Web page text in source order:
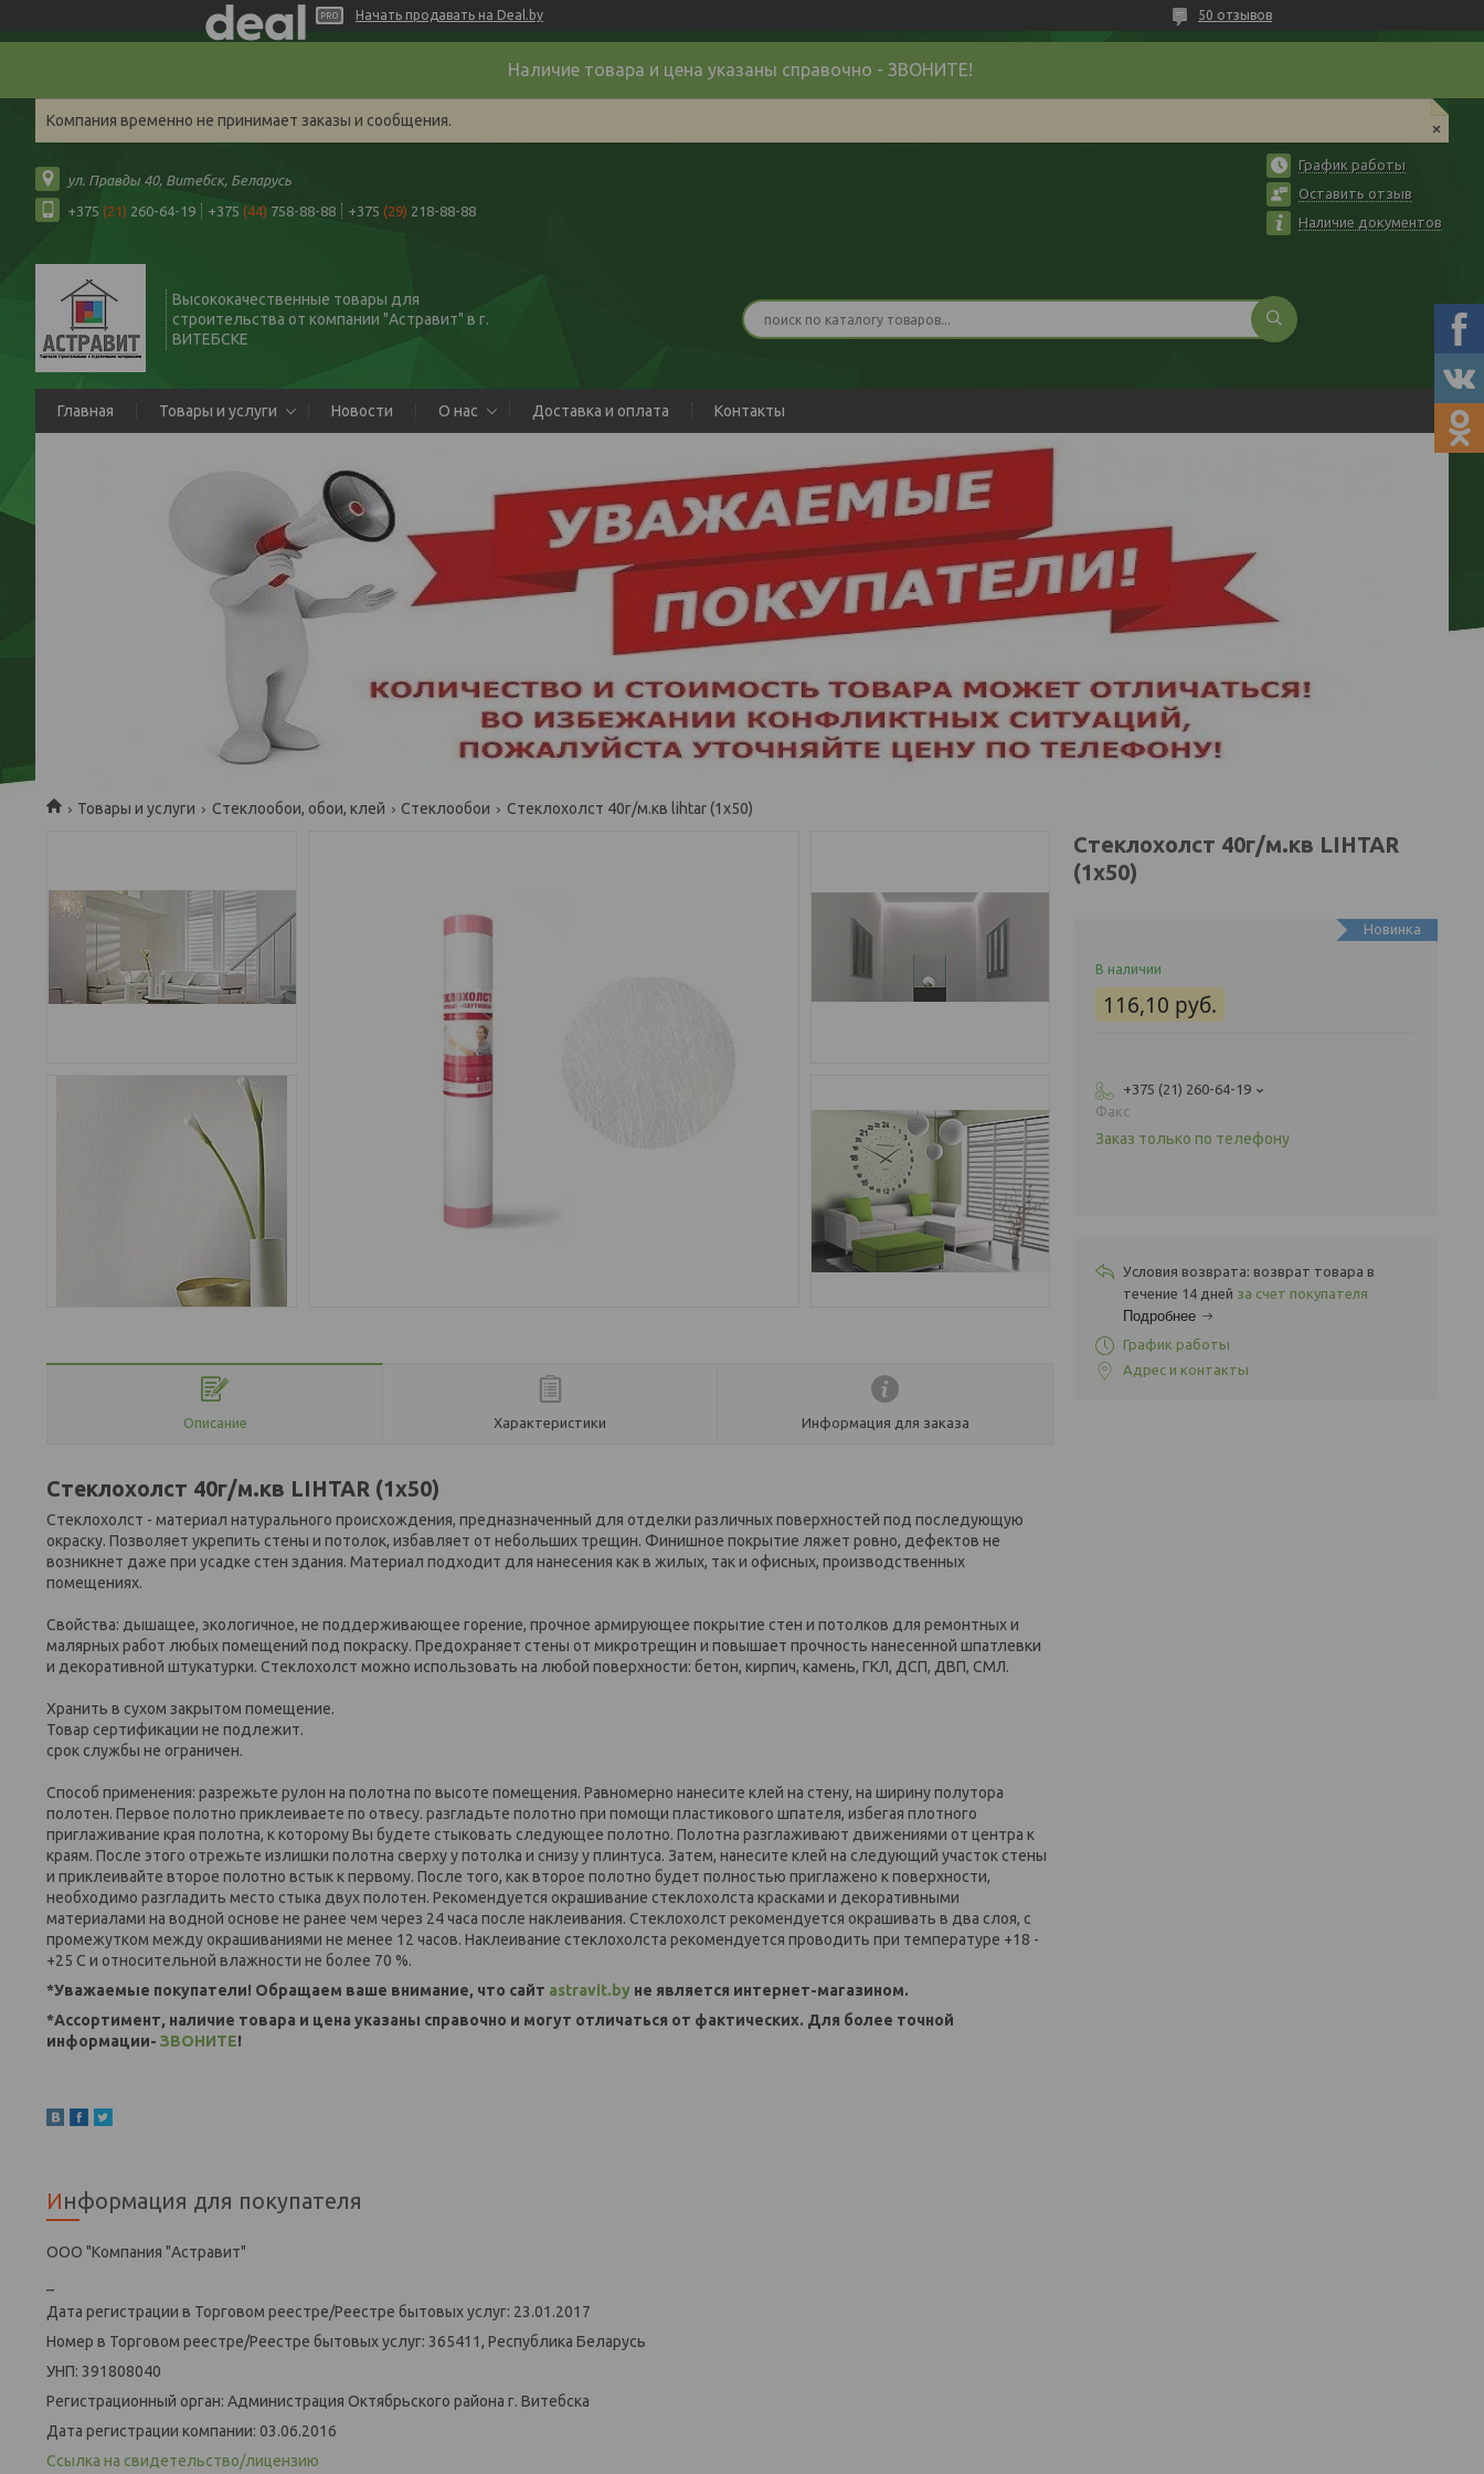
Начать продавать на Deal.by 50 отзывов
Наличие товара и цена указаны справочно - ЗВОНИТЕ!
Компания временно не принимает заказы и сообщения.
ул. Правды 40, Витебск, Беларусь
+375 (21) 260-64-19 +375 (44) 758-88-88 +375 (29) 218-88-88
График работы
Оставить отзыв
Наличие документов
Высококачественные товары для
строительства от компании "Астравит" в г.
ВИТЕБСКЕ
Главная Товары и услуги Новости О нас Доставка и оплата Контакты
Товары и услуги Стеклообои, обои, клей Стеклообои Стеклохолст 40г/м.кв lihtar (1х50)
Описание Характеристики Информация для заказа
Стеклохолст 40г/м.кв LIHTAR (1х50)
Стеклохолст - материал натурального происхождения, предназначенный для отделки различных поверхностей под последующую
окраску. Позволяет укрепить стены и потолок, избавляет от небольших трещин. Финишное покрытие ляжет ровно, дефектов не
возникнет даже при усадке стен здания. Материал подходит для нанесения как в жилых, так и офисных, производственных
помещениях.
Свойства: дышащее, экологичное, не поддерживающее горение, прочное армирующее покрытие стен и потолков для ремонтных и
малярных работ любых помещений под покраску. Предохраняет стены от микротрещин и повышает прочность нанесенной шпатлевки
и декоративной штукатурки. Стеклохолст можно использовать на любой поверхности: бетон, кирпич, камень, ГКЛ, ДСП, ДВП, СМЛ.
Хранить в сухом закрытом помещение.
Товар сертификации не подлежит.
срок службы не ограничен.
Способ применения: разрежьте рулон на полотна по высоте помещения. Равномерно нанесите клей на стену, на ширину полутора
полотен. Первое полотно приклеиваете по отвесу. разгладьте полотно при помощи пластикового шпателя, избегая плотного
приглаживание края полотна, к которому Вы будете стыковать следующее полотно. Полотна разглаживают движениями от центра к
краям. После этого отрежьте излишки полотна сверху у потолка и снизу у плинтуса. Затем, нанесите клей на следующий участок стены
и приклеивайте второе полотно встык к первому. После того, как второе полотно будет полностью приглажено к поверхности,
необходимо разгладить место стыка двух полотен. Рекомендуется окрашивание стеклохолста красками и декоративными
материалами на водной основе не ранее чем через 24 часа после наклеивания. Стеклохолст рекомендуется окрашивать в два слоя, с
промежутком между окрашиваниями не менее 12 часов. Наклеивание стеклохолста рекомендуется проводить при температуре +18 -
+25 С и относительной влажности не более 70 %.
*Уважаемые покупатели! Обращаем ваше внимание, что сайт astravit.by не является интернет-магазином.
*Ассортимент, наличие товара и цена указаны справочно и могут отличаться от фактических. Для более точной
информации- ЗВОНИТЕ!
Информация для покупателя
ООО "Компания "Астравит"
Дата регистрации в Торговом реестре/Реестре бытовых услуг: 23.01.2017
Номер в Торговом реестре/Реестре бытовых услуг: 365411, Республика Беларусь
УНП: 391808040
Регистрационный орган: Администрация Октябрьского района г. Витебска
Дата регистрации компании: 03.06.2016
Ссылка на свидетельство/лицензию
Стеклохолст 40г/м.кв LIHTAR
(1х50)
Новинка
В наличии
116,10 руб.
+375 (21) 260-64-19
Факс
Заказ только по телефону
возврат товара в
течение 14 дней за счет покупателя
Подробнее
График работы
Адрес и контакты